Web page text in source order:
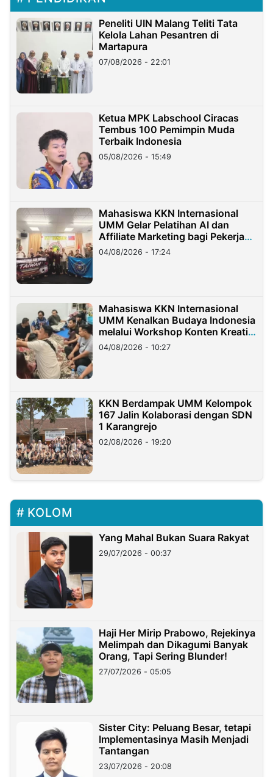
Peneliti UIN Malang Teliti Tata
Kelola Lahan Pesantren di
Martapura
07/08/2026 - 22:01
Ketua MPK Labschool Ciracas
Tembus 100 Pemimpin Muda
Terbaik Indonesia
05/08/2026 - 15:49
Mahasiswa KKN Internasional
UMM Gelar Pelatihan AI dan
Affiliate Marketing bagi Pekerja
Migran Indonesia di Taiwan
04/08/2026 - 17:24
Mahasiswa KKN Internasional
UMM Kenalkan Budaya Indonesia
melalui Workshop Konten Kreatif
di Taiwan
04/08/2026 - 10:27
KKN Berdampak UMM Kelompok
167 Jalin Kolaborasi dengan SDN
1 Karangrejo
02/08/2026 - 19:20
KOLOM
Yang Mahal Bukan Suara Rakyat
29/07/2026 - 00:37
Haji Her Mirip Prabowo, Rejekinya
Melimpah dan Dikagumi Banyak
Orang, Tapi Sering Blunder!
27/07/2026 - 05:05
Sister City: Peluang Besar, tetapi
Implementasinya Masih Menjadi
Tantangan
23/07/2026 - 20:08